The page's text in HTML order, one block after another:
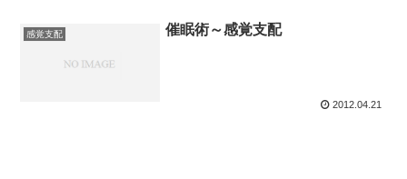
感覚支配 催眠術～感覚支配
2012.04.21